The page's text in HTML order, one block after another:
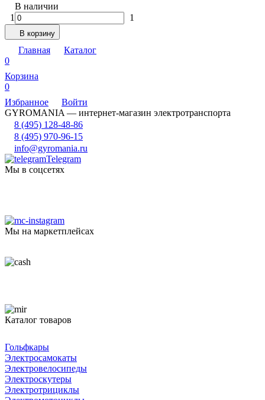
В наличии
1
1
В корзину
Главная
Каталог
0
Корзина
0
Избранное
Войти
GYROMANIA — интернет-магазин электротранспорта
8 (495) 128-48-86
8 (495) 970-96-15
info@gyromania.ru
Telegram
Мы в соцсетях
Мы на маркетплейсах
Каталог товаров
Гольфкары
Электросамокаты
Электровелосипеды
Электроскутеры
Электротрициклы